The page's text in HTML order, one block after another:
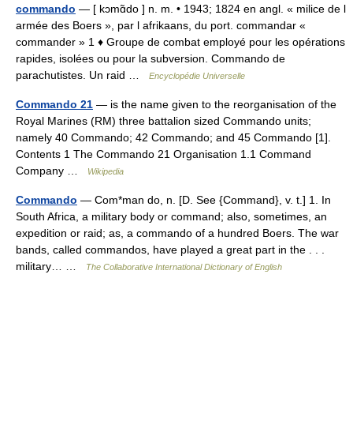
commando — [ kɔmɑ̃do ] n. m. • 1943; 1824 en angl. « milice de l
armée des Boers », par l afrikaans, du port. commandar «
commander » 1 ♦ Groupe de combat employé pour les opérations
rapides, isolées ou pour la subversion. Commando de
parachutistes. Un raid …
Encyclopédie Universelle
Commando 21 — is the name given to the reorganisation of the
Royal Marines (RM) three battalion sized Commando units;
namely 40 Commando; 42 Commando; and 45 Commando [1].
Contents 1 The Commando 21 Organisation 1.1 Command
Company …
Wikipedia
Commando — Com*man do, n. [D. See {Command}, v. t.] 1. In
South Africa, a military body or command; also, sometimes, an
expedition or raid; as, a commando of a hundred Boers. The war
bands, called commandos, have played a great part in the . . .
military… …
The Collaborative International Dictionary of English